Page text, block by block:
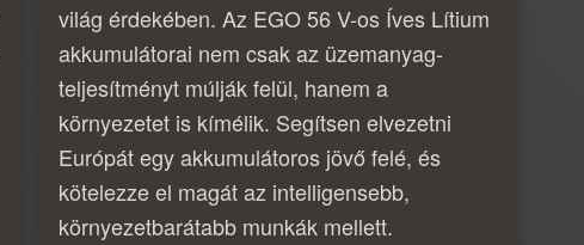
világ érdekében. Az EGO 56 V-os Íves Lítium
akkumulátorai nem csak az üzemanyag-
teljesítményt múlják felül, hanem a
környezetet is kímélik. Segítsen elvezetni
Európát egy akkumulátoros jövő felé, és
kötelezze el magát az intelligensebb,
környezetbarátabb munkák mellett.